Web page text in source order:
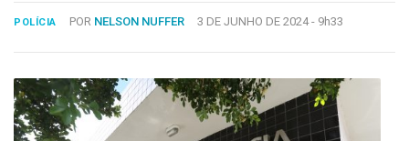
CONOSCO
Copyright
2024
Desenvolvido
POLÍCIA POR NELSON NUFFER 3 DE JUNHO DE 2024 - 9h33